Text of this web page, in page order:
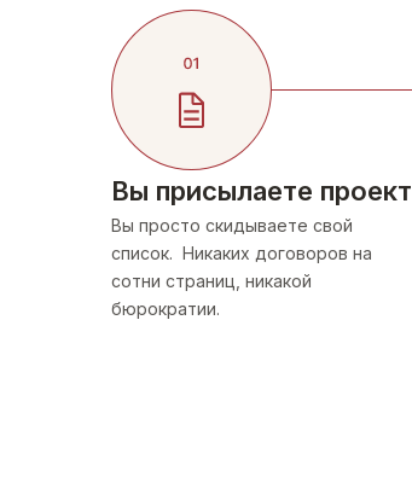
Вы присылаете проект
Вы просто скидываете свой
список. Никаких договоров на
сотни страниц, никакой
бюрократии.